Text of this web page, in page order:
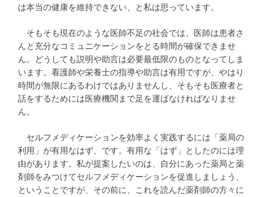
は本当の健康を維持できない、と私は思っています。
そもそも現在のような医師不足の社会では、医師は患者さ
んと充分なコミュニケーションをとる時間が確保できませ
ん。どうしても説明や助言は必要最低限のものとなってしま
います。看護師や栄養士の指導や助言は有用ですが、やはり
時間が無限にあるわけではありませんし、そもそも医療者と
話をするためには医療機関まで足を運ばなければなりませ
ん。
セルフメディケーションを効率よく実践するには「薬局の
利用」が有用なはず、です。有用な「はず」としたのには理
由があります。私が提案したいのは、自分にあった薬局と薬
剤師をみつけてセルフメディケーションを促進しましょう、
ということですが、その前に、これを読んだ薬剤師の方々に